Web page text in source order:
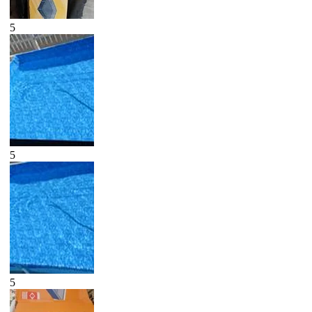
5
5
5